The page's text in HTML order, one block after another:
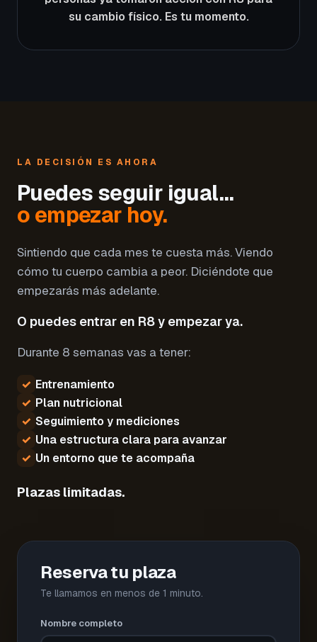
su cambio físico. Es tu momento.
LA DECISIÓN ES AHORA
Puedes seguir igual…
o empezar hoy.
Sintiendo que cada mes te cuesta más. Viendo
cómo tu cuerpo cambia a peor. Diciéndote que
empezarás más adelante.
O puedes entrar en R8 y empezar ya.
Durante 8 semanas vas a tener:
✓ Entrenamiento
✓ Plan nutricional
✓ Seguimiento y mediciones
✓ Una estructura clara para avanzar
✓ Un entorno que te acompaña
Plazas limitadas.
Reserva tu plaza
Te llamamos en menos de 1 minuto.
Nombre completo